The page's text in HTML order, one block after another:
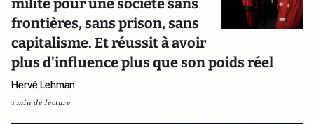
milite pour une société sans
frontières, sans prison, sans
capitalisme. Et réussit à avoir
plus d’influence plus que son poids réel
Hervé Lehman
1 min de lecture